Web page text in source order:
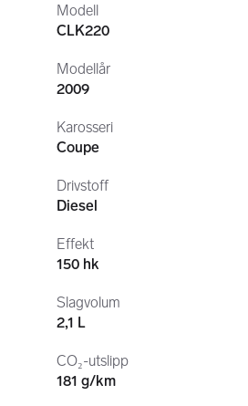
Lav kilometerstand eid av
Bilen har vært godt tatt vare
Sommerdekk og vinterdekk
Nylig byttet skiver/klosser
Modell
CLK220
Modellår
2009
Karosseri
Coupe
Drivstoff
Diesel
Effekt
150 hk
Slagvolum
2,1 L
CO₂-utslipp
181 g/km